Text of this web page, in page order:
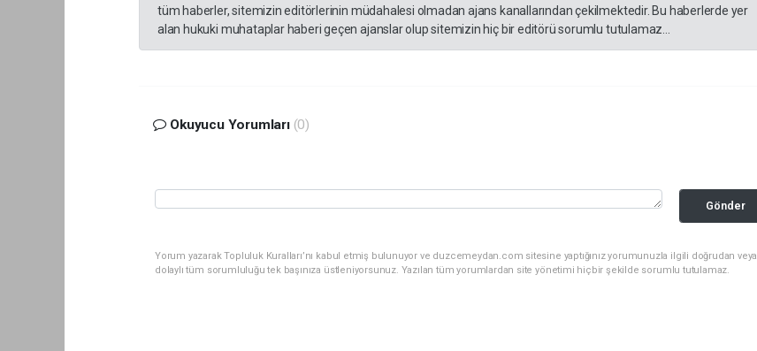
tüm haberler, sitemizin editörlerinin müdahalesi olmadan ajans kanallarından çekilmektedir. Bu haberlerde yer
alan hukuki muhataplar haberi geçen ajanslar olup sitemizin hiç bir editörü sorumlu tutulamaz...
Okuyucu Yorumları (0)
Gönder
Yorum yazarak Topluluk Kuralları’nı kabul etmiş bulunuyor ve duzcemeydan.com sitesine yaptığınız yorumunuzla ilgili doğrudan veya
dolaylı tüm sorumluluğu tek başınıza üstleniyorsunuz. Yazılan tüm yorumlardan site yönetimi hiçbir şekilde sorumlu tutulamaz.